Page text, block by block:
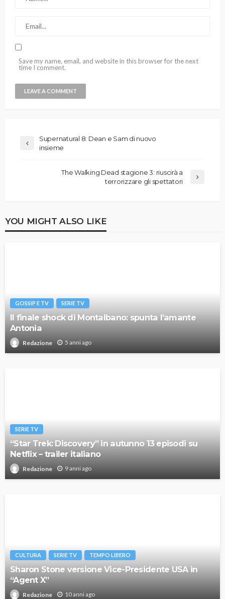
Save my name, email, and website in this browser for the next
time I comment.
Supernatural 8: Dean e Sam di nuovo
insieme
The Walking Dead stagione 3: riuscirà a
terrorizzare gli spettatori
YOU MIGHT ALSO LIKE
GOSSIP E TV SERIE TV
Il finale shock di Montalbano: spunta l’amante
Antonia
Redazione 5 anni ago
SERIE TV
“Star Trek: Discovery” in autunno 13 episodi su
Netflix – trailer italiano
Redazione 9 anni ago
CULTURA SERIE TV TEMPO LIBERO
Sharon Stone versione Vice-Presidente USA in
“Agent X”
Redazione 10 anni ago